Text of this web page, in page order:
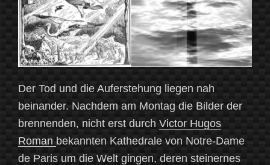
Der Tod und die Auferstehung liegen nah
beinander. Nachdem am Montag die Bilder der
brennenden, nicht erst durch Victor Hugos
Roman bekannten Kathedrale von Notre-Dame
de Paris um die Welt gingen, deren steinernes